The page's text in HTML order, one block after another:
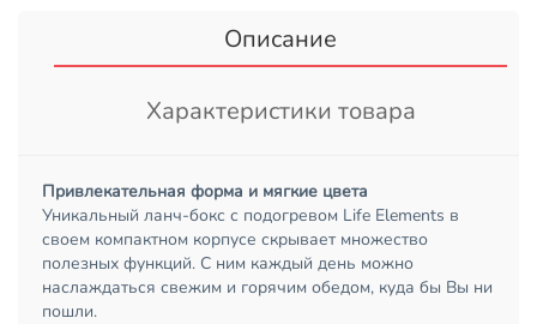
Описание
Характеристики товара
Привлекательная форма и мягкие цвета
Уникальный ланч-бокс с подогревом Life Elements в
своем компактном корпусе скрывает множество
полезных функций. С ним каждый день можно
наслаждаться свежим и горячим обедом, куда бы Вы ни
пошли.